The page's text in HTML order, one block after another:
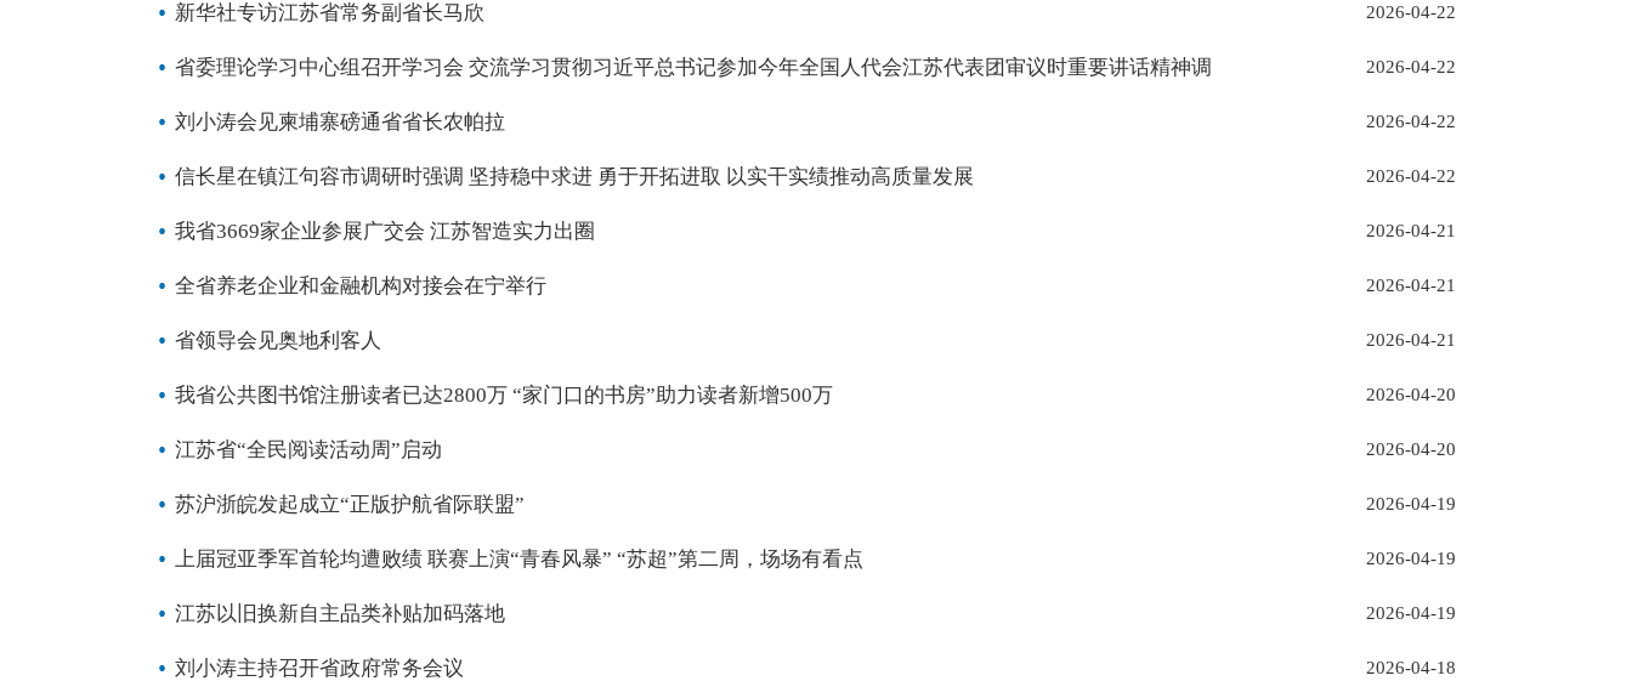
新华社专访江苏省常务副省长马欣 2026-04-22
省委理论学习中心组召开学习会 交流学习贯彻习近平总书记参加今年全国人代会江苏代表团审议时重要讲话精神调 2026-04-22
刘小涛会见柬埔寨磅通省省长农帕拉 2026-04-22
信长星在镇江句容市调研时强调 坚持稳中求进 勇于开拓进取 以实干实绩推动高质量发展 2026-04-22
我省3669家企业参展广交会 江苏智造实力出圈 2026-04-21
全省养老企业和金融机构对接会在宁举行 2026-04-21
省领导会见奥地利客人 2026-04-21
我省公共图书馆注册读者已达2800万 “家门口的书房”助力读者新增500万 2026-04-20
江苏省“全民阅读活动周”启动 2026-04-20
苏沪浙皖发起成立“正版护航省际联盟” 2026-04-19
上届冠亚季军首轮均遭败绩 联赛上演“青春风暴” “苏超”第二周，场场有看点 2026-04-19
江苏以旧换新自主品类补贴加码落地 2026-04-19
刘小涛主持召开省政府常务会议 2026-04-18